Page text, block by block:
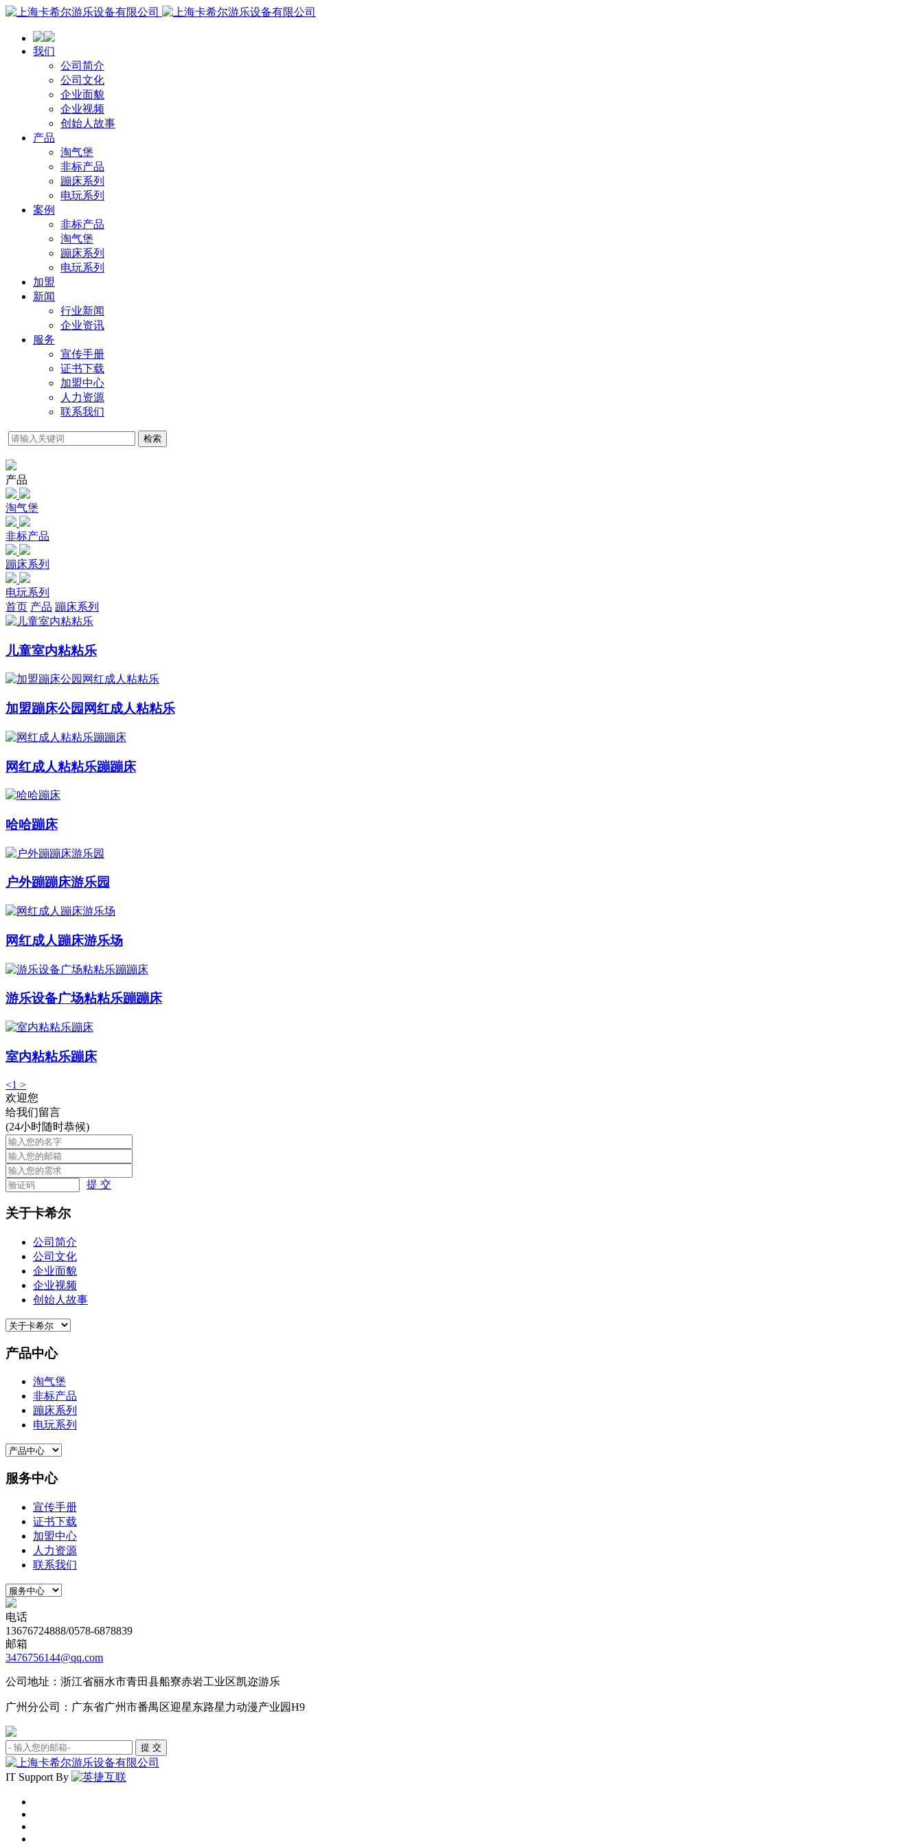
我们
公司简介
公司文化
企业面貌
企业视频
创始人故事
产品
淘气堡
非标产品
蹦床系列
电玩系列
案例
非标产品
淘气堡
蹦床系列
电玩系列
加盟
新闻
行业新闻
企业资讯
服务
宣传手册
证书下载
加盟中心
人力资源
联系我们
检索
产品
淘气堡
非标产品
蹦床系列
电玩系列
首页 产品 蹦床系列
儿童室内粘粘乐
加盟蹦床公园网红成人粘粘乐
网红成人粘粘乐蹦蹦床
哈哈蹦床
户外蹦蹦床游乐园
网红成人蹦床游乐场
游乐设备广场粘粘乐蹦蹦床
室内粘粘乐蹦床
<1 >
欢迎您
给我们留言
(24小时随时恭候)
提 交
关于卡希尔
公司简介
公司文化
企业面貌
企业视频
创始人故事
产品中心
淘气堡
非标产品
蹦床系列
电玩系列
服务中心
宣传手册
证书下载
加盟中心
人力资源
联系我们
电话
13676724888/0578-6878839
邮箱
3476756144@qq.com
公司地址：浙江省丽水市青田县船寮赤岩工业区凯迩游乐
广州分公司：广东省广州市番禺区迎星东路星力动漫产业园H9
IT Support By